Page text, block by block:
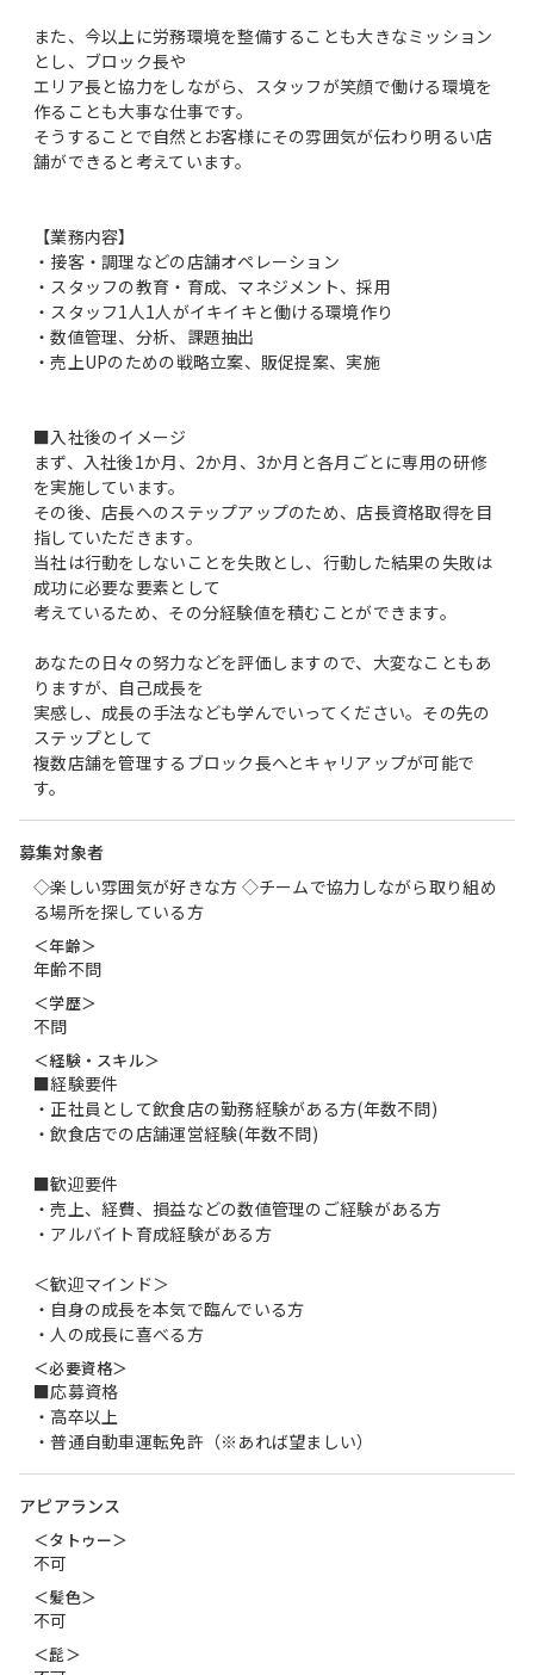
また、今以上に労務環境を整備することも大きなミッション
とし、ブロック長や
エリア長と協力をしながら、スタッフが笑顔で働ける環境を
作ることも大事な仕事です。
そうすることで自然とお客様にその雰囲気が伝わり明るい店
舗ができると考えています。
【業務内容】
・接客・調理などの店舗オペレーション
・スタッフの教育・育成、マネジメント、採用
・スタッフ1人1人がイキイキと働ける環境作り
・数値管理、分析、課題抽出
・売上UPのための戦略立案、販促提案、実施
■入社後のイメージ
まず、入社後1か月、2か月、3か月と各月ごとに専用の研修
を実施しています。
その後、店長へのステップアップのため、店長資格取得を目
指していただきます。
当社は行動をしないことを失敗とし、行動した結果の失敗は
成功に必要な要素として
考えているため、その分経験値を積むことができます。
あなたの日々の努力などを評価しますので、大変なこともあ
りますが、自己成長を
実感し、成長の手法なども学んでいってください。その先の
ステップとして
複数店舗を管理するブロック長へとキャリアップが可能で
す。
募集対象者
◇楽しい雰囲気が好きな方 ◇チームで協力しながら取り組め
る場所を探している方
＜年齢＞
年齢不問
＜学歴＞
不問
＜経験・スキル＞
■経験要件
・正社員として飲食店の勤務経験がある方(年数不問)
・飲食店での店舗運営経験(年数不問)
■歓迎要件
・売上、経費、損益などの数値管理のご経験がある方
・アルバイト育成経験がある方
＜歓迎マインド＞
・自身の成長を本気で臨んでいる方
・人の成長に喜べる方
＜必要資格＞
■応募資格
・高卒以上
・普通自動車運転免許（※あれば望ましい）
アピアランス
＜タトゥー＞
不可
＜髪色＞
不可
＜髭＞